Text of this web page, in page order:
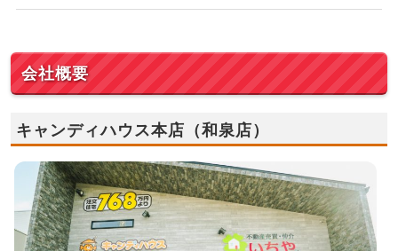
会社概要
キャンディハウス本店（和泉店）